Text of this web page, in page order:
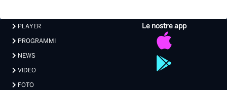
Le nostre app
PLAYER
PROGRAMMI
NEWS
VIDEO
FOTO